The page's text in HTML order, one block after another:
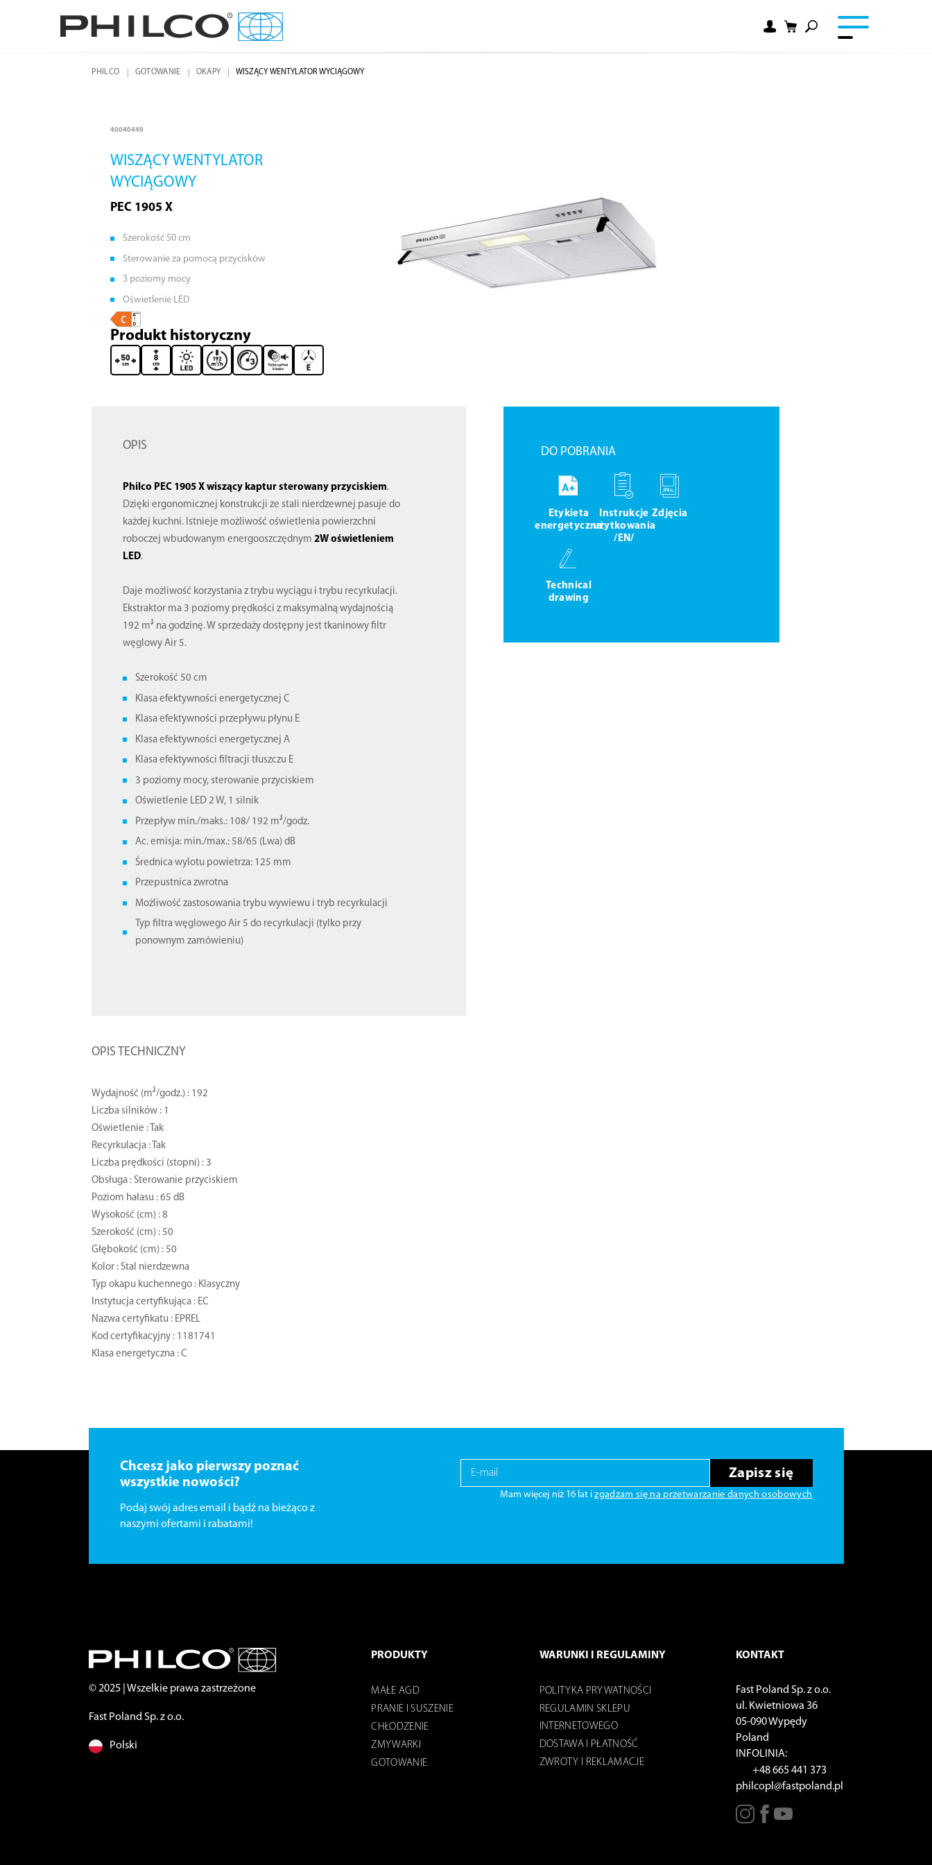
PHILCO GOTOWANIE OKAPY WISZĄCY WENTYLATOR WYCIĄGOWY
40040449
WISZĄCY WENTYLATOR
WYCIĄGOWY
PEC 1905 X
Szerokość 50 cm
Sterowanie za pomocą przycisków
3 poziomy mocy
Oświetlenie LED
Produkt historyczny
OPIS
Philco PEC 1905 X wiszący kaptur sterowany przyciskiem.
Dzięki ergonomicznej konstrukcji ze stali nierdzewnej pasuje do
każdej kuchni. Istnieje możliwość oświetlenia powierzchni
roboczej wbudowanym energooszczędnym2W oświetleniem
LED.
Daje możliwość korzystania z trybu wyciągu i trybu recyrkulacji.
Ekstraktor ma 3 poziomy prędkości z maksymalną wydajnością
192 m³ na godzinę. W sprzedaży dostępny jest tkaninowy filtr
węglowy Air 5.
Szerokość 50 cm
Klasa efektywności energetycznej C
Klasa efektywności przepływu płynu E
Klasa efektywności energetycznej A
Klasa efektywności filtracji tłuszczu E
3 poziomy mocy, sterowanie przyciskiem
Oświetlenie LED 2 W, 1 silnik
Przepływ min./maks.: 108/ 192 m³/godz.
Ac. emisja: min./max.: 58/65 (Lwa) dB
Średnica wylotu powietrza: 125 mm
Przepustnica zwrotna
Możliwość zastosowania trybu wywiewu i tryb recyrkulacji
Typ filtra węglowego Air 5 do recyrkulacji (tylko przy
ponownym zamówieniu)
OPIS TECHNICZNY
Wydajność (m³/godz.) : 192
Liczba silników : 1
Oświetlenie : Tak
Recyrkulacja : Tak
Liczba prędkości (stopni) : 3
Obsługa : Sterowanie przyciskiem
Poziom hałasu : 65 dB
Wysokość (cm) : 8
Szerokość (cm) : 50
Głębokość (cm) : 50
Kolor : Stal nierdzewna
Typ okapu kuchennego : Klasyczny
Instytucja certyfikująca : EC
Nazwa certyfikatu : EPREL
Kod certyfikacyjny : 1181741
Klasa energetyczna : C
DO POBRANIA
Etykieta
energetyczna
Instrukcje
użytkowania
/EN/
Zdjęcia
Technical
drawing
Chcesz jako pierwszy poznać
wszystkie nowości?
Podaj swój adres email i bądź na bieżąco z
naszymi ofertami i rabatami!
Zapisz się
Mam więcej niż 16 lat izgadzam się na przetwarzanie danych osobowych
© 2025 | Wszelkie prawa zastrzeżone
Fast Poland Sp. z o.o.
Polski
PRODUKTY
MAŁE AGD
PRANIE I SUSZENIE
CHŁODZENIE
ZMYWARKI
GOTOWANIE
WARUNKI I REGULAMINY
POLITYKA PRYWATNOŚCI
REGULAMIN SKLEPU
INTERNETOWEGO
DOSTAWA I PŁATNOŚĆ
ZWROTY I REKLAMACJE
KONTAKT
Fast Poland Sp. z o.o.
ul. Kwietniowa 36
05-090 Wypędy
Poland
INFOLINIA:
+48 665 441 373
philcopl@fastpoland.pl